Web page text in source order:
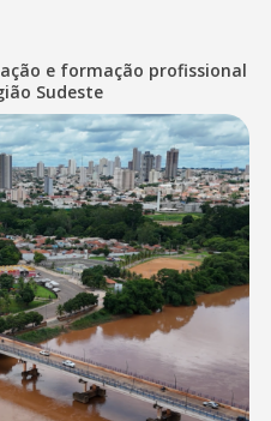
e formação profissional
Sudeste